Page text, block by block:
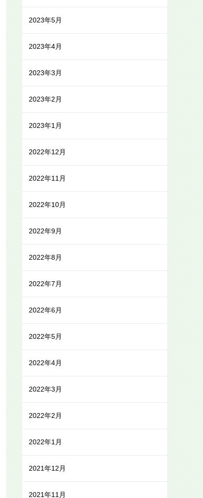
2023年5月
2023年4月
2023年3月
2023年2月
2023年1月
2022年12月
2022年11月
2022年10月
2022年9月
2022年8月
2022年7月
2022年6月
2022年5月
2022年4月
2022年3月
2022年2月
2022年1月
2021年12月
2021年11月